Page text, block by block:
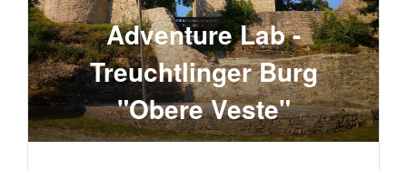
Adventure Lab -
Treuchtlinger Burg
"Obere Veste"